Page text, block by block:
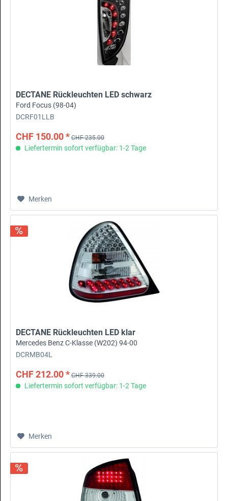
DECTANE Rückleuchten LED schwarz
Ford Focus (98-04)
DCRF01LLB
CHF 150.00 * CHF 235.00
Liefertermin sofort verfügbar: 1-2 Tage
Merken
DECTANE Rückleuchten LED klar
Mercedes Benz C-Klasse (W202) 94-00
DCRMB04L
CHF 212.00 * CHF 339.00
Liefertermin sofort verfügbar: 1-2 Tage
Merken